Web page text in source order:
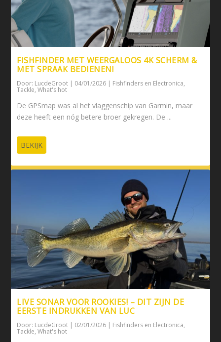
FISHFINDER MET WEERGALOOS 4K SCHERM &
MET SPRAAK BEDIENEN!
Door: LucdeGroot | 04/01/2026 | Fishfinders en Electronica,
Tackle,What's hot
De GPSmap was al het vlaggenschip van Garmin, maar
deze heeft een nóg betere broer gekregen. De ...
BEKIJK
LIVE SONAR VOOR ROOKIES! – DIT ZIJN DE
EERSTE INDRUKKEN VAN LUC
Door: LucdeGroot | 02/01/2026 | Fishfinders en Electronica,
Tackle,What's hot